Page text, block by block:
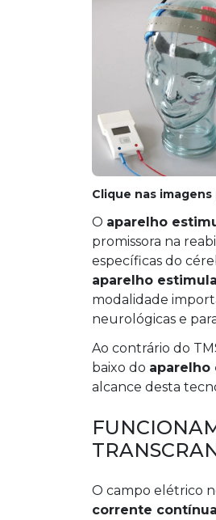
Clique nas imagens
O aparelho
promissora na
específicas do
aparelho
modalidade
neurológicas e
Ao contrário do
baixo do aparelho
alcance desta
O campo elétrico
corrente contínua